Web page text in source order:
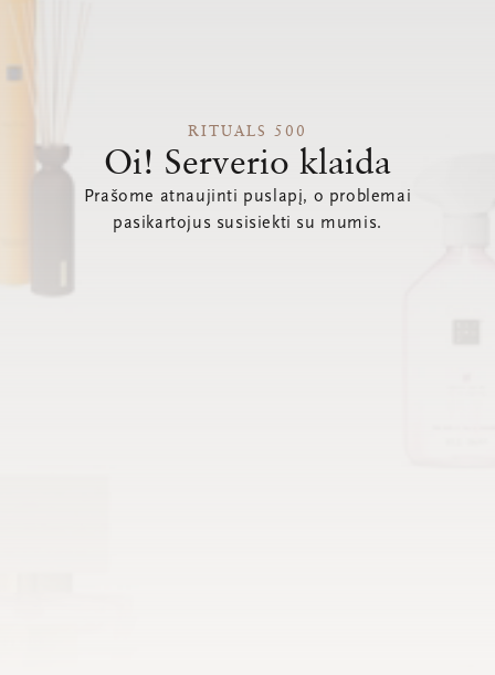
RITUALS 500
Oi! Serverio klaida
Prašome atnaujinti puslapį, o problemai
pasikartojus susisiekti su mumis.